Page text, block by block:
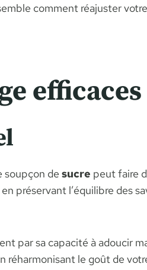
comment réajuster
efficaces
soupçon de sucre peut faire
l’équilibre des
par sa capacité à adoucir
réharmonisant le goût de